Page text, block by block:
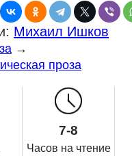
Михаил Ишков
→
проза
7-8
Часов на чтение